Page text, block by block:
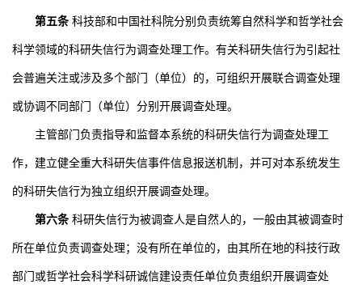
第五条 科技部和中国社科院分别负责统筹自然科学和哲学社会
科学领域的科研失信行为调查处理工作。有关科研失信行为引起社
会普遍关注或涉及多个部门（单位）的，可组织开展联合调查处理
或协调不同部门（单位）分别开展调查处理。
主管部门负责指导和监督本系统的科研失信行为调查处理工
作，建立健全重大科研失信事件信息报送机制，并可对本系统发生
的科研失信行为独立组织开展调查处理。
第六条 科研失信行为被调查人是自然人的，一般由其被调查时
所在单位负责调查处理；没有所在单位的，由其所在地的科技行政
部门或哲学社会科学科研诚信建设责任单位负责组织开展调查处